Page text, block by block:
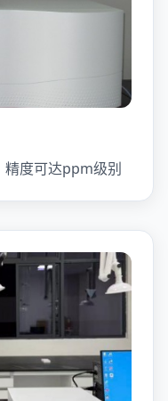
精度可达ppm级别